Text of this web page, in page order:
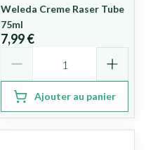
Weleda Creme Raser Tube
75ml
7,99 €
Ajouter au panier